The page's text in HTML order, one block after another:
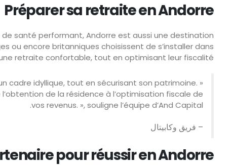
Préparer sa retraite en Andorre
santé performant, Andorre est aussi une destination
ou encore britanniques choisissent de s’installer dans
retraite confortable, tout en optimisant leur fiscalité.
cadre idyllique, tout en sécurisant son patrimoine.
de la résidence à l’optimisation fiscale de
vos revenus. », souligne l’équipe d’And Capital.
– فريق وكابيتال
pour réussir en Andorre